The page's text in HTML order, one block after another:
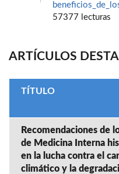
57377 lecturas
ARTÍCULOS
TÍTULO
Recomendaciones de
de Medicina Interna
en la lucha contra el
climático y la